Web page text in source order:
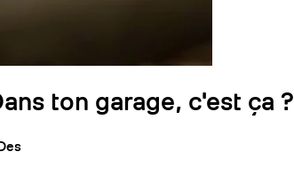
ton garage, c'est ça ?